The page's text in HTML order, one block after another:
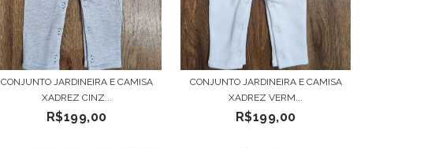
CONJUNTO JARDINEIRA E CAMISA
XADREZ CINZ...
R$199,00
CONJUNTO JARDINEIRA E CAMISA
XADREZ VERM...
R$199,00